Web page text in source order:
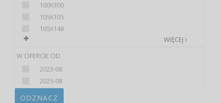
100X300
105X105
105X148
WIĘCEJ
W OFERCIE OD
2023-08
2025-08
ODZNACZ
wcześniejsza zgoda której udzieliliście podczas zakładania
konta. Każda Państwa zgoda jest dobrowolna i można ją w
dowolnym momencie wycofać.
Polityka prywatności (rozwiń)
Klauzula Informacyjna (rozwiń)
Lista Zaufanych Partnerów (rozwiń)